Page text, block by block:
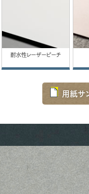
耐水性レーザーピーチ
用紙サ